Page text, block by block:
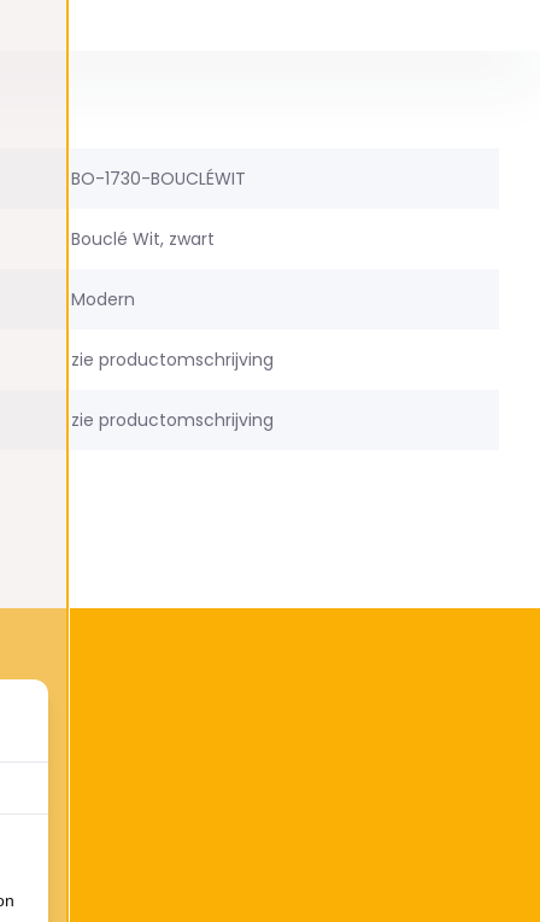
BO-1730-BOUCLÉWIT
Bouclé Wit, zwart
Modern
zie productomschrijving
zie productomschrijving